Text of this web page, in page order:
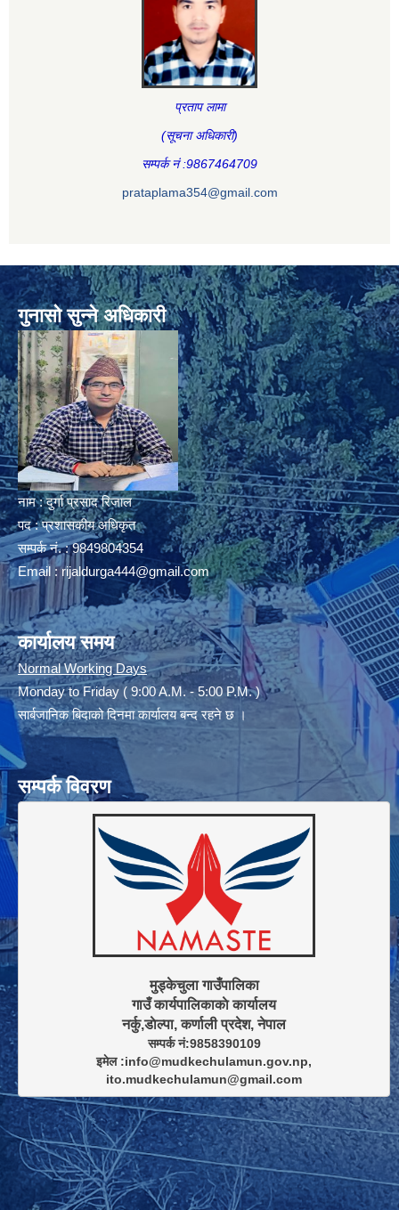
प्रताप लामा
(सूचना अधिकारी)
सम्पर्क नं :9867464709
prataplama354@gmail.com
गुनासो सुन्ने अधिकारी
नाम : दुर्गा प्रसाद रिजाल
पद : प्रशासकीय अधिकृत
सम्पर्क नं. : 9849804354
Email :rijaldurga444@gmail.com
कार्यालय समय
Normal Working Days
Monday to Friday ( 9:00 A.M. - 5:00 P.M. )
सार्बजानिक बिदाको दिनमा कार्यालय बन्द रहने छ ।
सम्पर्क विवरण
मुड्केचुला गाउँपालिका
गाउँ कार्यपालिकाकाे कार्यालय
सम्पर्क नं:9858390109
इमेल :info@mudkechulamun.gov.np,
ito.mudkechulamun@gmail.com